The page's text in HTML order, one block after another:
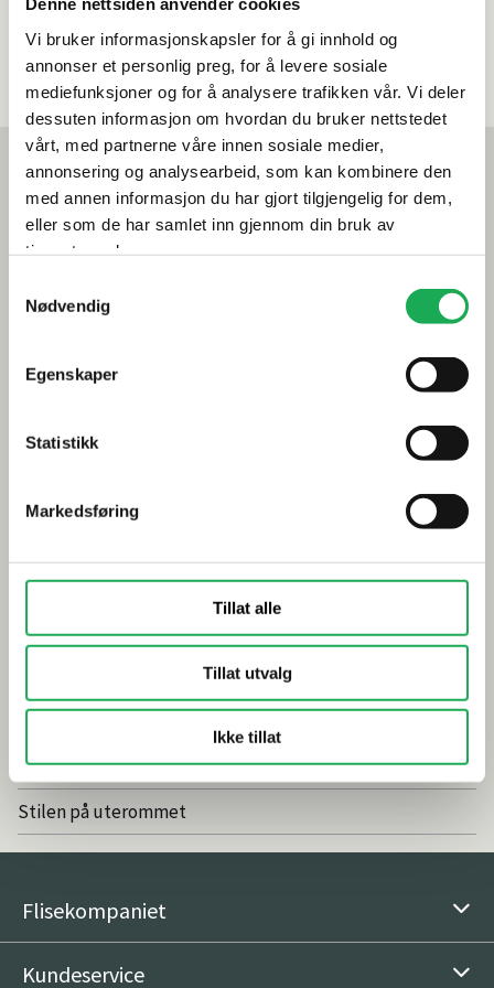
Vi bruker informasjonskapsler for å gi innhold og
annonser et personlig preg, for å levere sosiale
mediefunksjoner og for å analysere trafikken vår. Vi deler
dessuten informasjon om hvordan du bruker nettstedet
vårt, med partnerne våre innen sosiale medier,
annonsering og analysearbeid, som kan kombinere den
med annen informasjon du har gjort tilgjengelig for dem,
eller som de har samlet inn gjennom din bruk av
tjenestene deres.
Nødvendig
Egenskaper
Statistikk
Markedsføring
Tillat alle
Tillat utvalg
Ikke tillat
Mest lest akkurat nå
Årets flis hos Flisekompaniet
Klikkvinyl - Gulvet som tåler alt
Tips og råd
Dette må du tenke på når du innreder badet
Visste du at du kan legge flis på flis
Smarte tips for riktig valg av dusj
Inspirasjon
Baderomstrender 2025
Drømmeatrium med flisheller
Vedlikeholdsfritt og naturlig med fliser
Stilen på uterommet
Flisekompaniet
Kundeservice